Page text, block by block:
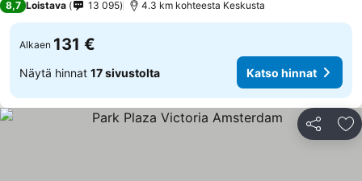
8,7 Loistava 13 095 4.3 km kohteesta Keskusta
Alkaen 131 €
Näytä hinnat 17 sivustolta Katso hinnat
Jaa